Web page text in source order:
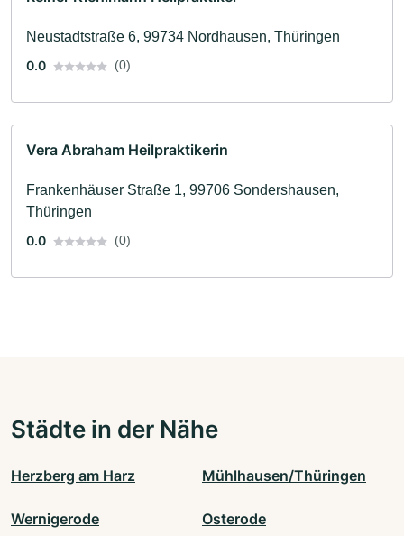
Neustadtstraße 6, 99734 Nordhausen, Thüringen
0.0
(0)
Vera Abraham Heilpraktikerin
Frankenhäuser Straße 1, 99706 Sondershausen,
Thüringen
0.0
(0)
Städte in der Nähe
Herzberg am Harz Mühlhausen/Thüringen
Wernigerode Osterode